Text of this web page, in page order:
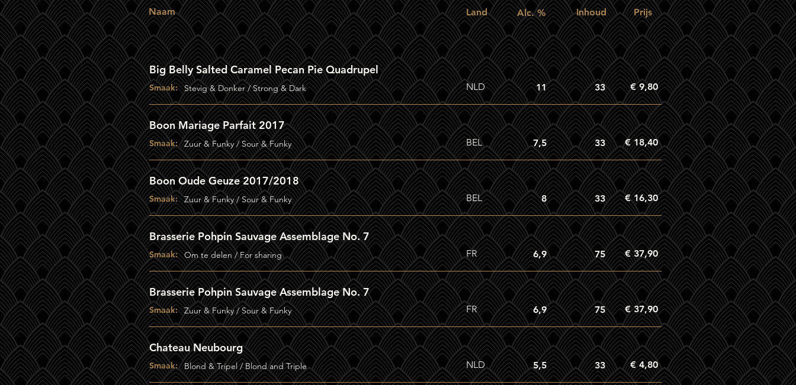
Naam Land Alc. % Inhoud Prijs
Big Belly Salted Caramel Pecan Pie Quadrupel
Smaak: Stevig & Donker / Strong & Dark NLD 11 33 € 9,80
Boon Mariage Parfait 2017
Smaak: Zuur & Funky / Sour & Funky BEL 7,5 33 € 18,40
Boon Oude Geuze 2017/2018
Smaak: Zuur & Funky / Sour & Funky BEL 8 33 € 16,30
Brasserie Pohpin Sauvage Assemblage No. 7
Smaak: Om te delen / For sharing FR 6,9 75 € 37,90
Brasserie Pohpin Sauvage Assemblage No. 7
Smaak: Zuur & Funky / Sour & Funky FR 6,9 75 € 37,90
Chateau Neubourg
Smaak: Blond & Tripel / Blond and Triple NLD 5,5 33 € 4,80